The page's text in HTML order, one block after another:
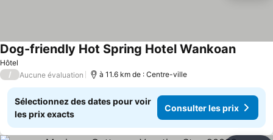
Hôtel
Dog-friendly Hot Spring Hotel Wankoan
/ Aucune évaluation à 11.6 km de : Centre-ville
Sélectionnez des dates pour voir
les prix exacts
Consulter les prix